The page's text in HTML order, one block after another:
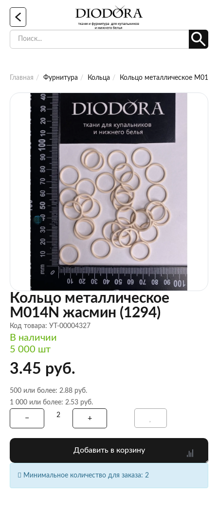
Главная Фурнитура Кольца Кольцо металлическое
Кольцо металлическое
M014N жасмин (1294)
Код товара: УТ-00004327
В наличии
5 000 шт
3.45 руб.
500 или более: 2.88 руб.
1 000 или более: 2.53 руб.
Добавить в корзину
Минимальное количество для заказа: 2